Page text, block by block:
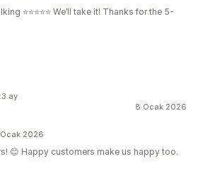
⭐⭐⭐⭐⭐ We’ll take it! Thanks for the 5-
8 Ocak 2026
ay
Ocak 2026
😊 Happy customers make us happy too.